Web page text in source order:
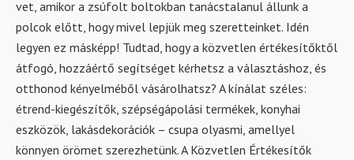
vet, amikor a zsúfolt boltokban tanácstalanul állunk a
polcok előtt, hogy mivel lepjük meg szeretteinket. Idén
legyen ez másképp! Tudtad, hogy a közvetlen értékesítőktől
átfogó, hozzáértő segítséget kérhetsz a választáshoz, és
otthonod kényelméből vásárolhatsz? A kínálat széles:
étrend-kiegészítők, szépségápolási termékek, konyhai
eszközök, lakásdekorációk – csupa olyasmi, amellyel
könnyen örömet szerezhetünk. A Közvetlen Értékesítők